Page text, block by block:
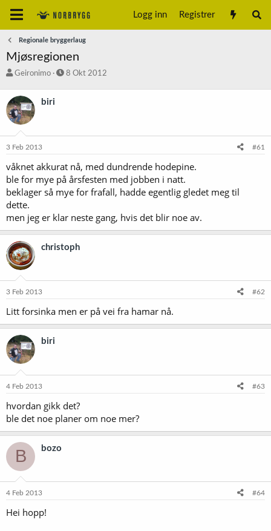
Logg inn Registrer
Regionale bryggerlaug
Mjøsregionen
T
å
d
s
a
r
e
r
Geironimo
S
a
8 Okt 2012
biri
3 Feb 2013 #61
våknet akkurat nå, med dundrende hodepine.
ble for mye på årsfesten med jobben i natt.
beklager så mye for frafall, hadde egentlig gledet meg til
dette.
men jeg er klar neste gang, hvis det blir noe av.
christoph
3 Feb 2013 #62
Litt forsinka men er på vei fra hamar nå.
biri
4 Feb 2013 #63
hvordan gikk det?
ble det noe planer om noe mer?
B bozo
4 Feb 2013 #64
Hei hopp!